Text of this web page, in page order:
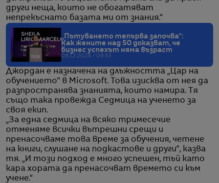
други неща, които не обогатяват
непрекъснато базата ми от знания.“
„Пътуването тепърва започва“:
Как жените над 50 доказват, че
бизнес успехът няма възраст
08.12.2024 / 09:55
Джордан е назначена на длъжността „Цар на
обучението“ в Microsoft. Това изисква от нея да
разпространява знанията, които намира. Тя
също така провежда Седмица на ученето за
своя екип.
„За една седмица на всяко тримесечие
отменяме всички вътрешни срещи и
пренасочваме това време за обучения, четене
на книги, слушане на подкастове и други“, казва
тя. „И този подход е много успешен, тъй като
кара хората да пренасочват времето си към
учене.“